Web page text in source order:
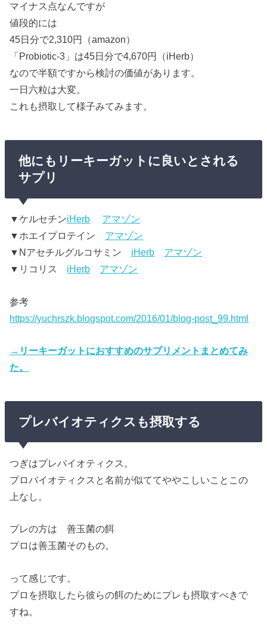
マイナス点なんですが
値段的には
45日分で2,310円（amazon）
「Probiotic-3」は45日分で4,670円（iHerb）
なので半額ですから検討の価値があります。
一日六粒は大変。
これも摂取して様子みてみます。
他にもリーキーガットに良いとされる
サプリ
▼ケルセチンiHerb
アマゾン
▼ホエイプロテイン アマゾン
▼Nアセチルグルコサミン iHerb
アマゾン
▼リコリス iHerb アマゾン
参考
https://yuchrszk.blogspot.com/2016/01/blog-post_99.html
→リーキーガットにおすすめのサプリメントまとめてみ
た。
プレバイオティクスも摂取する
つぎはプレバイオティクス。
プロバイオティクスと名前が似ててややこしいことこの
上なし。
プレの方は 善玉菌の餌
プロは善玉菌そのもの。
って感じです。
プロを摂取したら彼らの餌のためにプレも摂取すべきで
すね。